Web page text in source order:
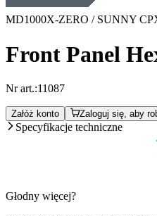
MD1000X-ZERO / SUNNY
Front Panel
Nr art.:11087
Załóż konto Zaloguj się, aby
Specyfikacje techniczne
Głodny więcej?